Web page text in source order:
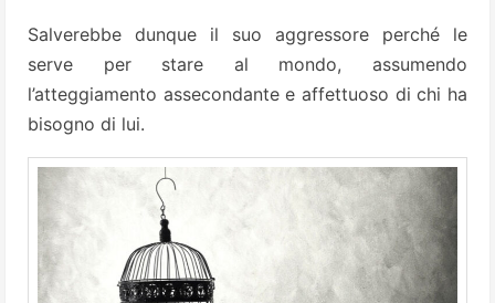
Salverebbe dunque il suo aggressore perché le
serve per stare al mondo, assumendo
l’atteggiamento assecondante e affettuoso di chi ha
bisogno di lui.